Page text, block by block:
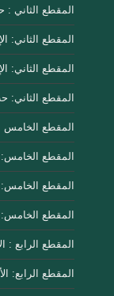
المقطع الثاني
المقطع الثاني:
المقطع الثاني:
المقطع الثاني:
المقطع الخامس :
المقطع الخامس:
المقطع الخامس:
المقطع الخامس:
المقطع الرابع :
المقطع الرابع: